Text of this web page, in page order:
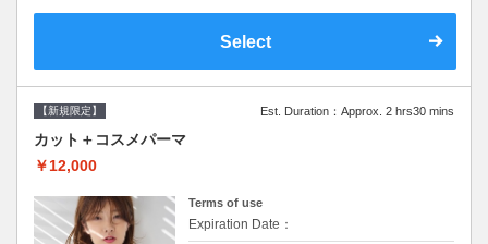
Select
【新規限定】 Est. Duration：Approx. 2 hrs30 mins
カット＋コスメパーマ
￥12,000
Terms of use
Expiration Date：